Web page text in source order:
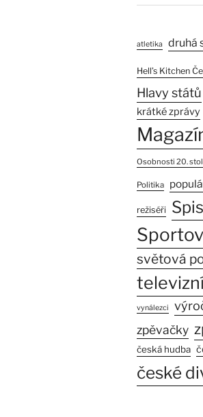
atletika druhá
Hell’s Kitchen
Hlavy států
krátké zprávy
Osobnosti 20.
Politika
režiséři
světová
vynálezci
zpěvačky
česká hudba
české